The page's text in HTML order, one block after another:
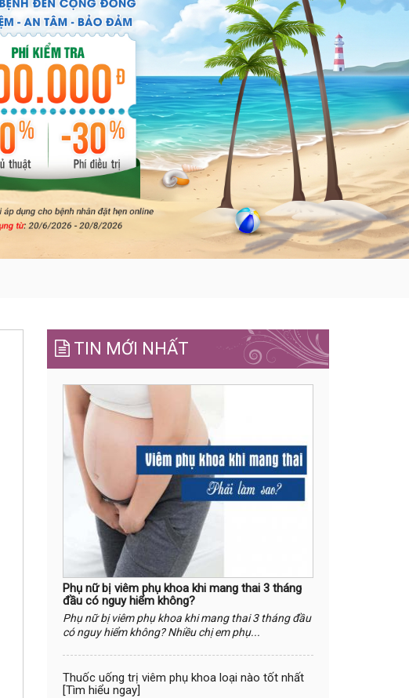
TIN MỚI NHẤT
Phụ nữ bị viêm phụ khoa khi mang thai 3 tháng
đầu có nguy hiểm không?
Phụ nữ bị viêm phụ khoa khi mang thai 3 tháng đầu
có nguy hiểm không? Nhiều chị em phụ...
Thuốc uống trị viêm phụ khoa loại nào tốt nhất
[Tìm hiểu ngay]